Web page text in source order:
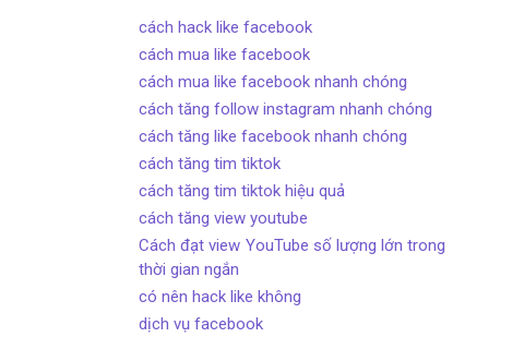
cách hack like facebook
cách mua like facebook
cách mua like facebook nhanh chóng
cách tăng follow instagram nhanh chóng
cách tăng like facebook nhanh chóng
cách tăng tim tiktok
cách tăng tim tiktok hiệu quả
cách tăng view youtube
Cách đạt view YouTube số lượng lớn trong
thời gian ngắn
có nên hack like không
dịch vụ facebook